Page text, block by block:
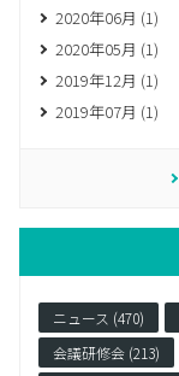
2020年06月 (1)
2020年05月 (1)
2019年12月 (1)
2019年07月 (1)
ニュース (470)
会議研修会 (213)